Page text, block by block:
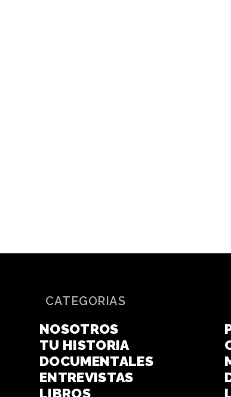
CATEGORIAS
NOSOTROS
TU HISTORIA
DOCUMENTALES
ENTREVISTAS
LIBROS